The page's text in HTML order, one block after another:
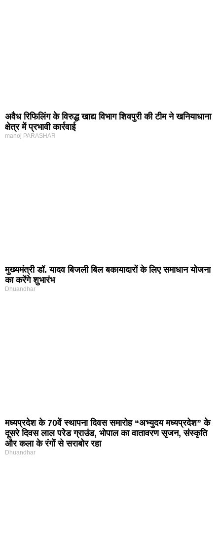
अवैध रिफिलिंग के विरुद्ध खाद्य विभाग शिवपुरी की टीम ने खनियाधाना
क्षेत्र में प्रभावी कार्रवाई
manoj PARASHAR
मुख्यमंत्री डॉ. यादव बिजली बिल बकायादारों के लिए समाधान योजना
का करेंगे शुभारंभ
Dhuandhar
मध्यप्रदेश के 70वें स्थापना दिवस समारोह “अभ्युदय मध्यप्रदेश” के
दूसरे दिवस लाल परेड ग्राउंड, भोपाल का वातावरण सृजन, संस्कृति
और कला के रंगों से सराबोर रहा
Dhuandhar